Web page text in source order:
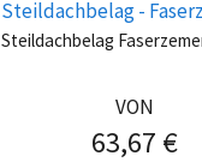
Steildachbelag -
Steildachbelag
VON
63,67 €